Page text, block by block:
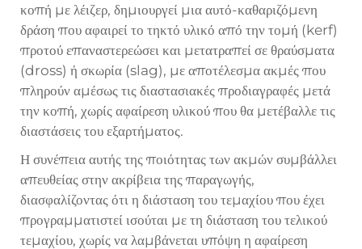
κοπή με λέιζερ, δημιουργεί μια αυτό-καθαριζόμενη
δράση που αφαιρεί το τηκτό υλικό από την τομή (kerf)
προτού επαναστερεώσει και μετατραπεί σε θραύσματα
(dross) ή σκωρία (slag), με αποτέλεσμα ακμές που
πληρούν αμέσως τις διαστασιακές προδιαγραφές μετά
την κοπή, χωρίς αφαίρεση υλικού που θα μετέβαλλε τις
διαστάσεις του εξαρτήματος.
Η συνέπεια αυτής της ποιότητας των ακμών συμβάλλει
απευθείας στην ακρίβεια της παραγωγής,
διασφαλίζοντας ότι η διάσταση του τεμαχίου που έχει
προγραμματιστεί ισούται με τη διάσταση του τελικού
τεμαχίου, χωρίς να λαμβάνεται υπόψη η αφαίρεση